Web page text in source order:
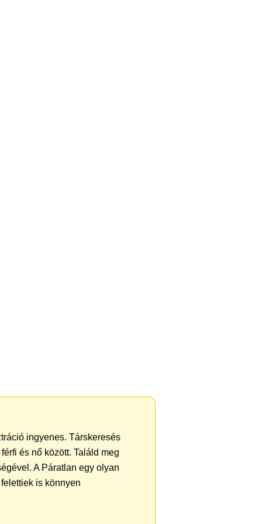
ingyenes. Társkeresés
és nő között. Találd meg
A Páratlan egy olyan
is könnyen